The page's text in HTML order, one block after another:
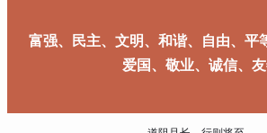
富强、民主、文明、和谐、自由、平
爱国、敬业、诚信、